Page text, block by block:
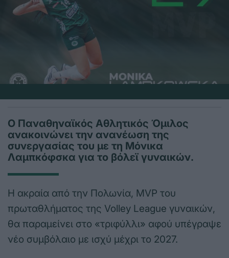
Ο Παναθηναϊκός Αθλητικός Όμιλος
ανακοινώνει την ανανέωση της
συνεργασίας του με τη Μόνικα
Λαμπκόφσκα για το βόλεϊ γυναικών.
Η ακραία από την Πολωνία, MVP του
πρωταθλήματος της Volley League γυναικών,
θα παραμείνει στο «τριφύλλι» αφού υπέγραψε
νέο συμβόλαιο με ισχύ μέχρι το 2027.